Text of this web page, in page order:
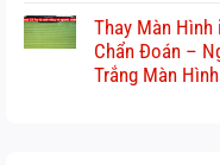
Thay Màn Hình
Chẩn Đoán –
Trắng Màn Hình